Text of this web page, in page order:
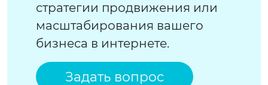
стратегии продвижения или
масштабирования вашего
бизнеса в интернете.
Задать вопрос